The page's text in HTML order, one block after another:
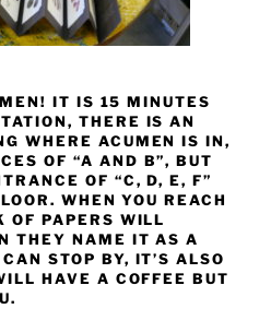
IT IS 15 MINUTES
THERE IS AN
WHERE ACUMEN IS IN,
OF “A AND B”, BUT
OF “C, D, E, F”
WHEN YOU REACH
OF PAPERS WILL
THEY NAME IT AS A
STOP BY, IT’S ALSO
HAVE A COFFEE BUT